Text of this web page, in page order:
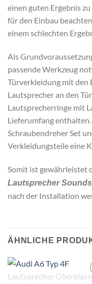
einen guten Ergebnis
für den Einbau
einem schlechten
Als
passende Werkzeug
Türverkleidung mit den
Lautsprecher an den
Lautsprecherringe mit
Lieferumfang
Schraubendreher Set
Verkleidungsteile eine
Somit ist gewährleistet
Lautsprecher
nach der Installation
ÄHNLICHE